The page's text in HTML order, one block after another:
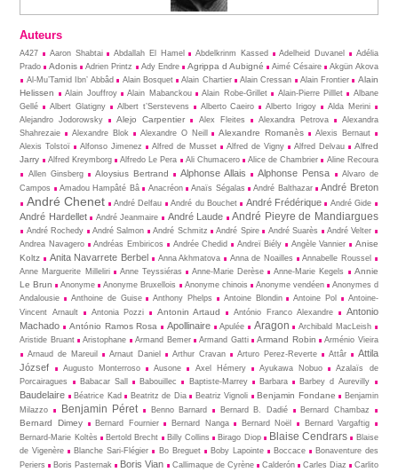
Auteurs
A427 Aaron Shabtai Abdallah El Hamel Abdelkrinm Kassed Adelheid Duvanel
Adélia
Prado
Adonis Adrien Printz Ady Endre Agrippa d Aubigné Aimé Césaire
Akgün Akova
Al-Mu’Tamid Ibn’ Abbâd
Alain Bosquet Alain Chartier Alain Cressan Alain Frontier
Alain
Helissen
Alain Jouffroy Alain Mabanckou Alain Robe-Grillet Alain-Pierre Pilllet
Albane
Gellé
Albert Glatigny Albert t’Serstevens Alberto Caeiro Alberto Irigoy
Alda Merini
Alejandro Jodorowsky
Alejo Carpentier Alex Fleites Alexandra Petrova
Alexandra
Shahrezaie
Alexandre Blok Alexandre O Neill Alexandre Romanès
Alexis Bernaut
Alexis Tolstoï
Alfonso Jimenez Alfred de Musset Alfred de Vigny Alfred Delvau
Alfred
Jarry
Alfred Kreymborg Alfredo Le Pera Ali Chumacero Alice de Chambrier
Aline Recoura
Allen Ginsberg
Aloysius Bertrand Alphonse Allais Alphonse Pensa
Alvaro de
Campos
Amadou Hampâté Bâ Anacréon Anaïs Ségalas André Balthazar André Breton
André Chenet André Delfau André du Bouchet André Frédérique André Gide
André Hardellet André Jeanmaire André Laude André Pieyre de Mandiargues
André Rochedy André Salmon André Schmitz André Spire André Suarès
André Velter
Andrea Navagero
Andréas Embiricos Andrée Chedid Andreï Biély Angèle Vannier
Anise
Koltz
Anita Navarrete Berbel Anna Akhmatova Anna de Noailles
Annabelle Roussel
Anne Marguerite Milleliri
Anne Teyssiéras Anne-Marie Derèse Anne-Marie Kegels
Annie
Le Brun
Anonyme Anonyme Bruxellois Anonyme chinois Anonyme vendéen
Anonymes d
Andalousie
Anthoine de Guise Anthony Phelps Antoine Blondin Antoine Pol
Antoine-
Vincent Arnault
Antonia Pozzi Antonin Artaud António Franco Alexandre
Antonio
Machado
António Ramos Rosa Apollinaire Apulée Aragon
Archibald MacLeish
Aristide Bruant
Aristophane Armand Bemer Armand Gatti Armand Robin
Arménio Vieira
Arnaud de Mareuil
Arnaut Daniel Arthur Cravan Arturo Perez-Reverte Attâr
Attila
József
Augusto Monterroso Ausone Axel Hémery Ayukawa Nobuo
Azalaïs de
Porcairagues
Babacar Sall Babouillec Baptiste-Marrey Barbara Barbey d Aurevilly
Baudelaire Béatrice Kad Beatritz de Dia Beatriz Vignoli Benjamin Fondane
Benjamin
Milazzo
Benjamin Péret Benno Barnard Bernard B. Dadié Bernard Chambaz
Bernard Dimey Bernard Fournier Bernard Nanga Bernard Noël
Bernard Vargaftig
Bernard-Marie Koltès
Bertold Brecht Billy Collins Birago Diop Blaise Cendrars
Blaise
de Vigenère
Blanche Sari-Flégier Bo Breguet Boby Lapointe Boccace
Bonaventure des
Periers
Boris Pasternak Boris Vian Callimaque de Cyrène Cal­derón Carles Diaz
Carlito